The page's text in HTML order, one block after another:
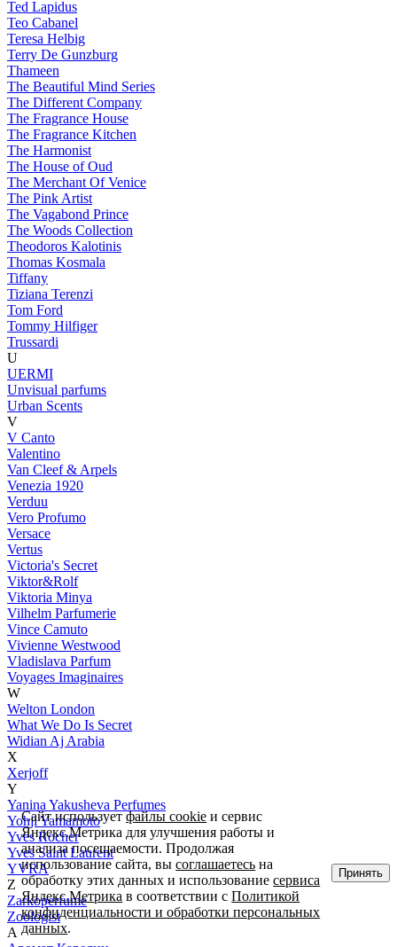
Ted Lapidus
Teo Cabanel
Teresa Helbig
Terry De Gunzburg
Thameen
The Beautiful Mind Series
The Different Company
The Fragrance House
The Fragrance Kitchen
The Harmonist
The House of Oud
The Merchant Of Venice
The Pink Artist
The Vagabond Prince
The Woods Collection
Theodoros Kalotinis
Thomas Kosmala
Tiffany
Tiziana Terenzi
Tom Ford
Tommy Hilfiger
Trussardi
U
UERMI
Unvisual parfums
Urban Scents
V
V Canto
Valentino
Van Cleef & Arpels
Venezia 1920
Verduu
Vero Profumo
Versace
Vertus
Victoria's Secret
Viktor&Rolf
Viktoria Minya
Vilhelm Parfumerie
Vince Camuto
Vivienne Westwood
Vladislava Parfum
Voyages Imaginaires
W
Welton London
What We Do Is Secret
Widian Aj Arabia
X
Xerjoff
Y
Yanina Yakusheva Perfumes
Yohji Yamamoto
Yves Rocher
Yves Saint Laurent
YVRA
Z
Zarkoperfume
Zoologist
А
Сайт используетфайлы cookie и сервис
Яндекс.Метрика для улучшения работы и
анализа посещаемости. Продолжая
использование сайта, высоглашаетесь на
обработку этих данных и использованиесервиса
Яндекс.Метрика в соответствии сПолитикой
конфиденциальности и обработки персональных
данных.
Принять